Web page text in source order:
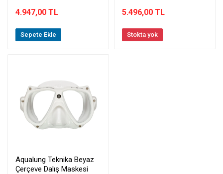
4.947,00 TL
Sepete Ekle
5.496,00 TL
Stokta yok
Aqualung Teknika Beyaz
Çerçeve Dalış Maskesi